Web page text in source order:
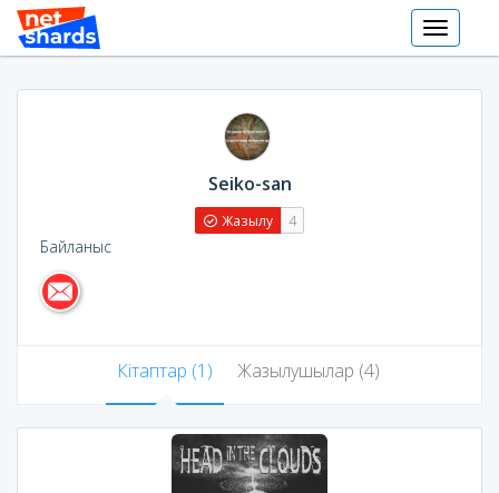
Toggle
Seiko-san
Жазылу 4
Байланыс
Кітаптар (1) Жазылушылар (4)